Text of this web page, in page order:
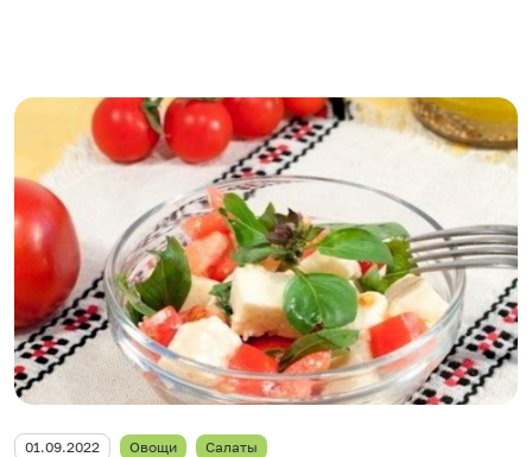
01.09.2022 Овощи Салаты